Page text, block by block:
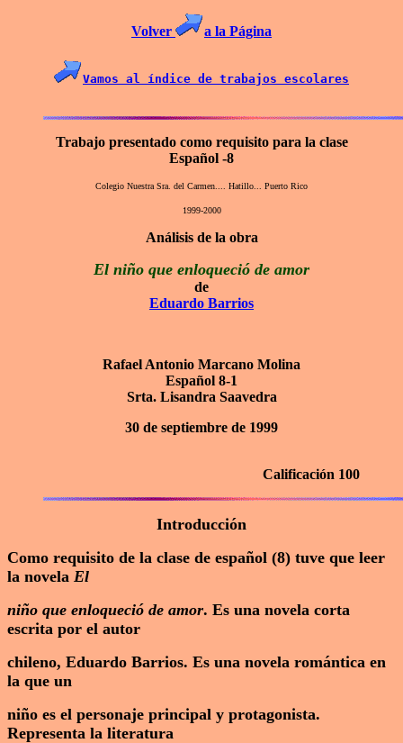
Volver a la Página
Vamos al índice de trabajos escolares
Trabajo presentado como requisito para la clase
Español -8
Colegio Nuestra Sra. del Carmen.... Hatillo... Puerto Rico
1999-2000
Análisis de la obra
El niño que enloqueció de amor
de
Eduardo Barrios
Rafael Antonio Marcano Molina
Español 8-1
Srta. Lisandra Saavedra
30 de septiembre de 1999
Calificación 100
Introducción
Como requisito de la clase de español (8) tuve que leer
la novela El
niño que enloqueció de amor. Es una novela corta
escrita por el autor
chileno, Eduardo Barrios. Es una novela romántica en
la que un
niño es el personaje principal y protagonista.
Representa la literatura